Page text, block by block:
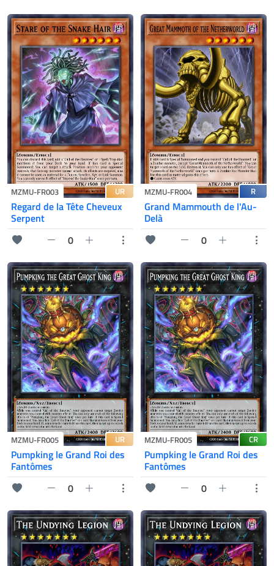
MZMU-FR003 UR
Regard de la Tête Cheveux
Serpent
0
MZMU-FR004 R
Grand Mammouth de l'Au-
Delà
0
MZMU-FR005 UR
Pumpking le Grand Roi des
Fantômes
0
MZMU-FR005 CR
Pumpking le Grand Roi des
Fantômes
0